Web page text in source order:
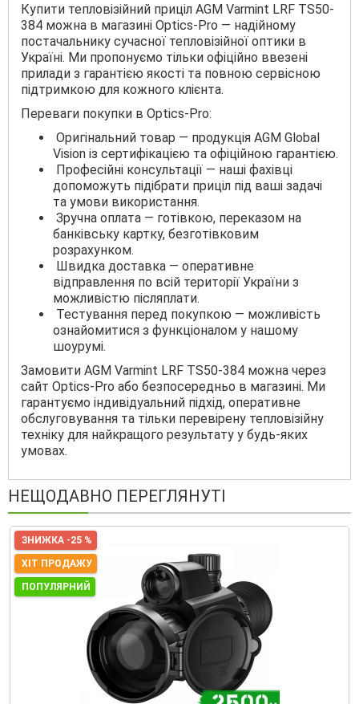
Купити тепловізійний приціл AGM Varmint LRF TS50-
384 можна в магазині Optics-Pro — надійному
постачальнику сучасної тепловізійної оптики в
Україні. Ми пропонуємо тільки офіційно ввезені
прилади з гарантією якості та повною сервісною
підтримкою для кожного клієнта.
Переваги покупки в Optics-Pro:
Оригінальний товар — продукція AGM Global
Vision із сертифікацією та офіційною гарантією.
Професійні консультації — наші фахівці
допоможуть підібрати приціл під ваші задачі
та умови використання.
Зручна оплата — готівкою, переказом на
банківську картку, безготівковим
розрахунком.
Швидка доставка — оперативне
відправлення по всій території України з
можливістю післяплати.
Тестування перед покупкою — можливість
ознайомитися з функціоналом у нашому
шоурумі.
Замовити AGM Varmint LRF TS50-384 можна через
сайт Optics-Pro або безпосередньо в магазині. Ми
гарантуємо індивідуальний підхід, оперативне
обслуговування та тільки перевірену тепловізійну
техніку для найкращого результату у будь-яких
умовах.
НЕЩОДАВНО ПЕРЕГЛЯНУТІ
ЗНИЖКА -25 %
ХІТ ПРОДАЖУ
ПОПУЛЯРНИЙ